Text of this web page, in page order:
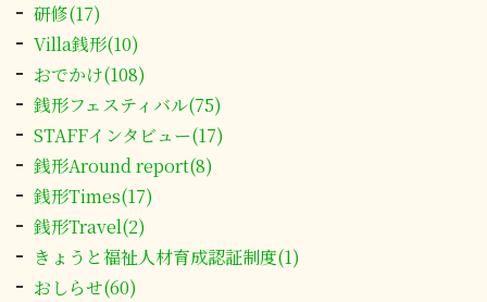
研修(17)
Villa銭形(10)
おでかけ(108)
銭形フェスティバル(75)
STAFFインタビュー(17)
銭形Around report(8)
銭形Times(17)
銭形Travel(2)
きょうと福祉人材育成認証制度(1)
おしらせ(60)